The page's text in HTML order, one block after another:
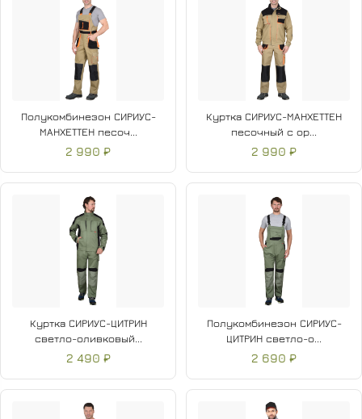
Полукомбинезон СИРИУС-
МАНХЕТТЕН песоч...
2 990 ₽
Куртка СИРИУС-МАНХЕТТЕН
песочный с ор...
2 990 ₽
Куртка СИРИУС-ЦИТРИН
светло-оливковый...
2 490 ₽
Полукомбинезон СИРИУС-
ЦИТРИН светло-о...
2 690 ₽